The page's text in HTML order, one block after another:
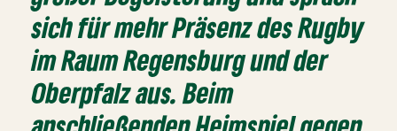
sich für mehr Präsenz des Rugby
im Raum Regensburg und der
Oberpfalz aus. Beim